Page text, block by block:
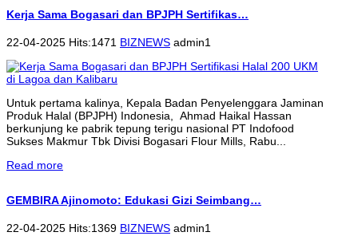
Kerja Sama Bogasari dan BPJPH Sertifikas…
22-04-2025 Hits:1471 BIZNEWS admin1
Untuk pertama kalinya, Kepala Badan Penyelenggara Jaminan
Produk Halal (BPJPH) Indonesia, Ahmad Haikal Hassan
berkunjung ke pabrik tepung terigu nasional PT Indofood
Sukses Makmur Tbk Divisi Bogasari Flour Mills, Rabu...
Read more
GEMBIRA Ajinomoto: Edukasi Gizi Seimbang…
22-04-2025 Hits:1369 BIZNEWS admin1